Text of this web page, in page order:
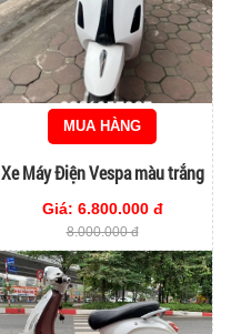
MUA HÀNG
Xe Máy Điện Vespa màu trắng
Giá: 6.800.000 đ
8.000.000 đ